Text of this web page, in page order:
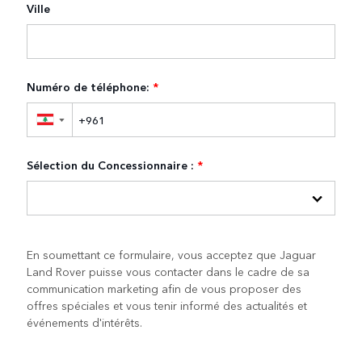
Ville
Numéro de téléphone: *
▼
Sélection du Concessionnaire : *
En soumettant ce formulaire, vous acceptez que Jaguar
Land Rover puisse vous contacter dans le cadre de sa
communication marketing afin de vous proposer des
offres spéciales et vous tenir informé des actualités et
événements d'intérêts.